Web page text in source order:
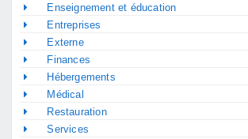
Enseignement et éducation
Entreprises
Externe
Finances
Hébergements
Médical
Restauration
Services